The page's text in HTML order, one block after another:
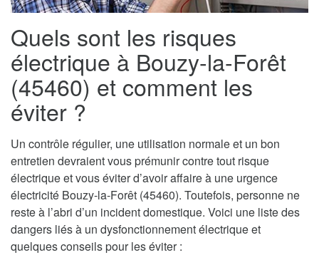
Quels sont les risques
électrique à Bouzy-la-Forêt
(45460) et comment les
éviter ?
Un contrôle régulier, une utilisation normale et un bon
entretien devraient vous prémunir contre tout risque
électrique et vous éviter d’avoir affaire à une urgence
électricité Bouzy-la-Forêt (45460). Toutefois, personne ne
reste à l’abri d’un incident domestique. Voici une liste des
dangers liés à un dysfonctionnement électrique et
quelques conseils pour les éviter :